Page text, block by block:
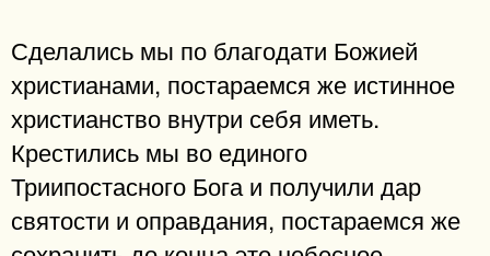
Сделались мы по благодати Божией
христианами, постараемся же истинное
христианство внутри себя иметь.
Крестились мы во единого
Триипостасного Бога и получили дар
святости и оправдания, постараемся же